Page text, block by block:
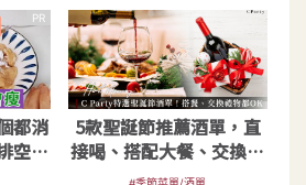
PR
都消
空順
5款聖誕節推薦酒單，直
接喝、搭配大餐、交換禮
物都OK